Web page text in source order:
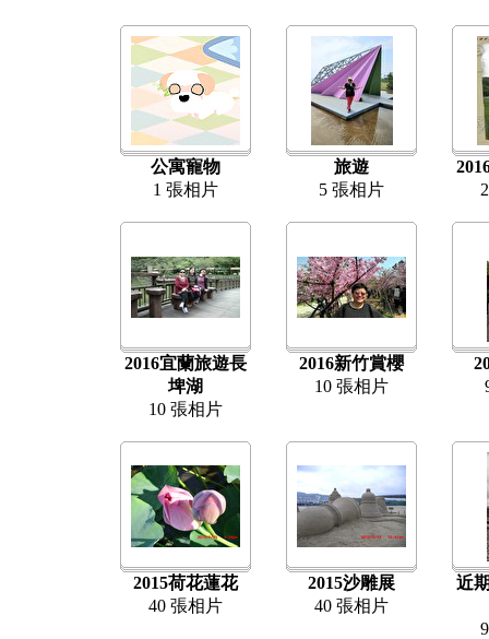
公寓寵物
1 張相片
旅遊
5 張相片
2016宜蘭旅遊長
埤湖
10 張相片
2016新竹賞櫻
10 張相片
2015荷花蓮花
40 張相片
2015沙雕展
40 張相片
近